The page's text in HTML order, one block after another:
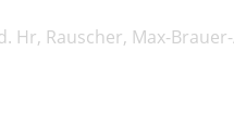
Rauscher, Max-